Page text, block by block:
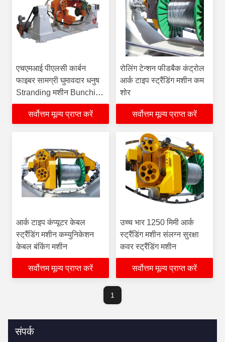
एचएमआई पीएलसी कार्बन
फाइबर सामग्री घुमावदार धनुष
Stranding मशीन Bunching
केबलिंग मशीन
सर्वोत्तम मूल्य प्राप्त करें
रोलिंग टेन्शन फीडबैक कंट्रोल
आर्क टाइप स्ट्रैंडिंग मशीन कम
शोर
सर्वोत्तम मूल्य प्राप्त करें
आर्क टाइप कंप्यूटर केबल
स्ट्रैंडिंग मशीन कम्युनिकेशन
केबल बंकिंग मशीन
सर्वोत्तम मूल्य प्राप्त करें
उच्च भार 1250 मिमी आर्क
स्ट्रैंडिंग मशीन संलग्न सुरक्षा
कवर स्ट्रैंडिंग मशीन
सर्वोत्तम मूल्य प्राप्त करें
1
संपर्क